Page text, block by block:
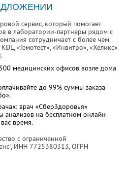
сервис, который помогает
в лаборатории-партнеры рядом с
сотрудничает с более чем
«Гемотест», «Инвитро», «Хеликс»
медицинских офисов возле дома
до 99% суммы заказа
врач «СберЗдоровья»
анализов на бесплатном онлайн-
время.
с ограниченной
ИНН 7725380313, ОГРН